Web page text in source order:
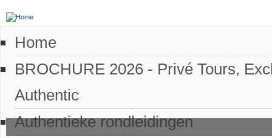
Home
BROCHURE 2026 - Privé Tours,
Authentic
Authentieke rondleidingen